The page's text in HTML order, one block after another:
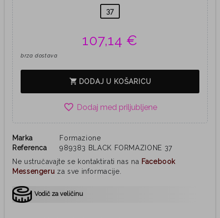
37
107,14 €
brza dostava
shopping_cart DODAJ U KOŠARICU
favorite_border
Marka
Formazione
Referenca
989383 BLACK FORMAZIONE 37
Ne ustručavajte se kontaktirati nas na Facebook
Messengeru za sve informacije.
Vodič za veličinu